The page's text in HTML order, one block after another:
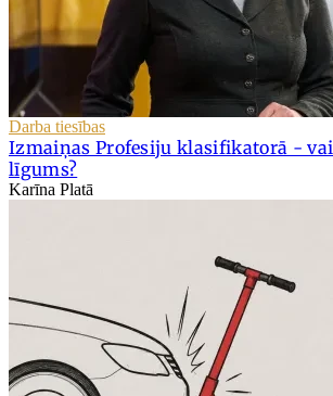
Darba tiesības
Izmaiņas Profesiju klasifikatorā -
līgums?
Karīna Platā